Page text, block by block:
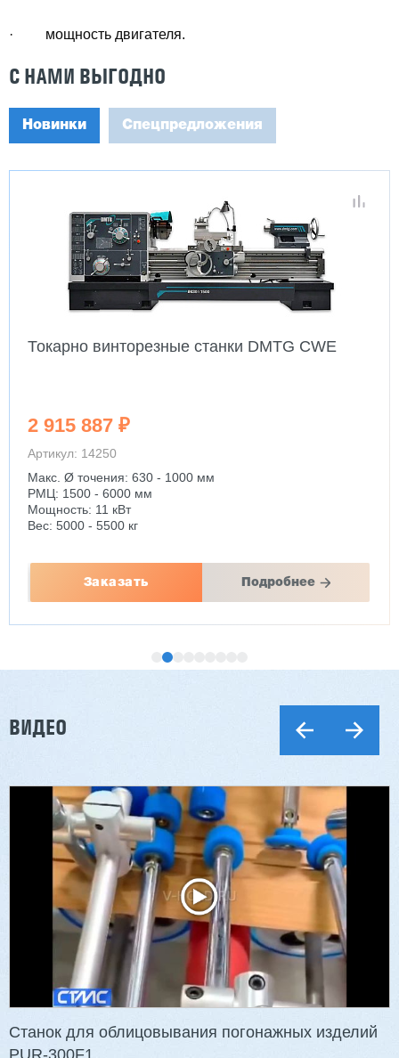
· мощность двигателя.
С НАМИ ВЫГОДНО
Новинки Спецпредложения
Токарно винторезные станки DMTG CWE
2 915 887 ₽
Артикул: 14250
Макс. Ø точения: 630 - 1000 мм
РМЦ: 1500 - 6000 мм
Мощность: 11 кВт
Вес: 5000 - 5500 кг
Заказать Подробнее
Двухсторонний шипорез MX6015
2 854 839 ₽
3 201 613 ₽
Артикул: 2497
Длина заготовки: 400-1500 мм
Макс. ширина заготовки: 580 мм
Станок проходного типа
Узлы: 4 пилы, 2 фрезы
ВИДЕО
Станок для облицовывания погонажных изделий
PUR-300F1